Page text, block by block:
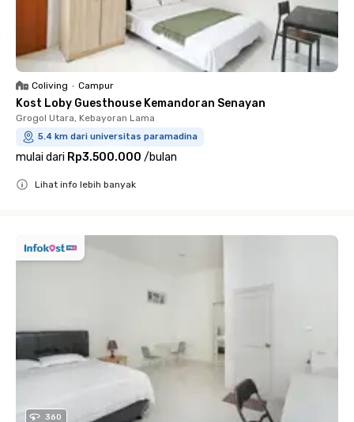
Coliving • Campur
Kost Loby Guesthouse Kemandoran Senayan
Grogol Utara, Kebayoran Lama
5.4 km dari universitas paramadina
mulai dari Rp3.500.000 /bulan
Lihat info lebih banyak
360